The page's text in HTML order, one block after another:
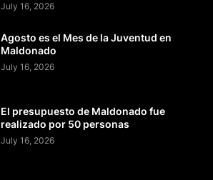
July 16, 2026
Agosto es el Mes de la Juventud en
Maldonado
July 16, 2026
El presupuesto de Maldonado fue
realizado por 50 personas
July 16, 2026